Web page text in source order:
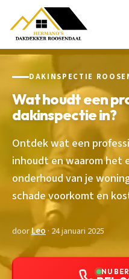
DAKINSPECTIE
Wat houdt een
dakinspectie in?
Ontdek wat een
inhoudt en waarom het
onderhoud van je
schade voorkomt en
doorLeo · 24 januari 2025
NU